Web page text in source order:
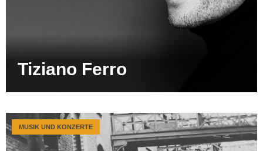
Tiziano Ferro
MUSIK UND KONZERTE